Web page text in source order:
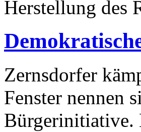
Herstellung des
Zernsdorfer
Fenster nennen
Bürgerinitiative.